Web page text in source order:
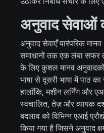
अनुवाद सेवाओं
अनुवाद सेवाएँ पारंपरिक
समाधानों तक एक लंबा सफर
के लिए कुशल मानव
भाषा से दूसरी भाषा में पाठ
हालाँकि, मशीन लर्निंग और
स्वचालित, तेज़ और व्यापक
बदलाव को विभिन्न एआई
किया गया है जिसने अनुवाद